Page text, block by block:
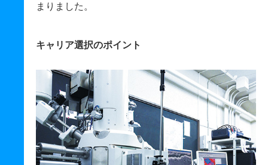
まりました。
キャリア選択のポイント